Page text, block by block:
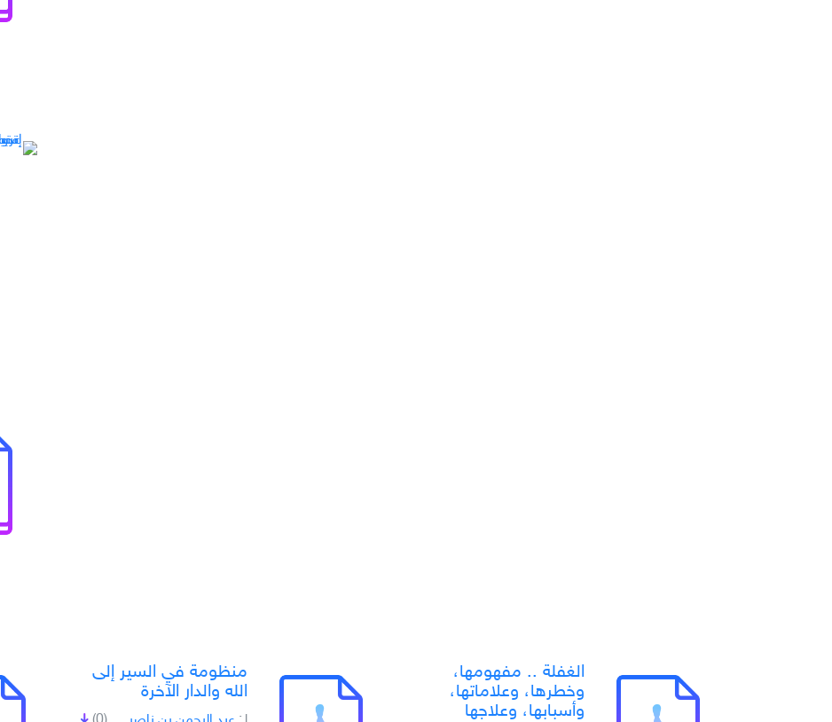
الغفلة .. مفهومها،
وخطرها، وعلاماتها،
وأسبابها، وعلاجها
منظومة في السير إلى
الله والدار الآخرة